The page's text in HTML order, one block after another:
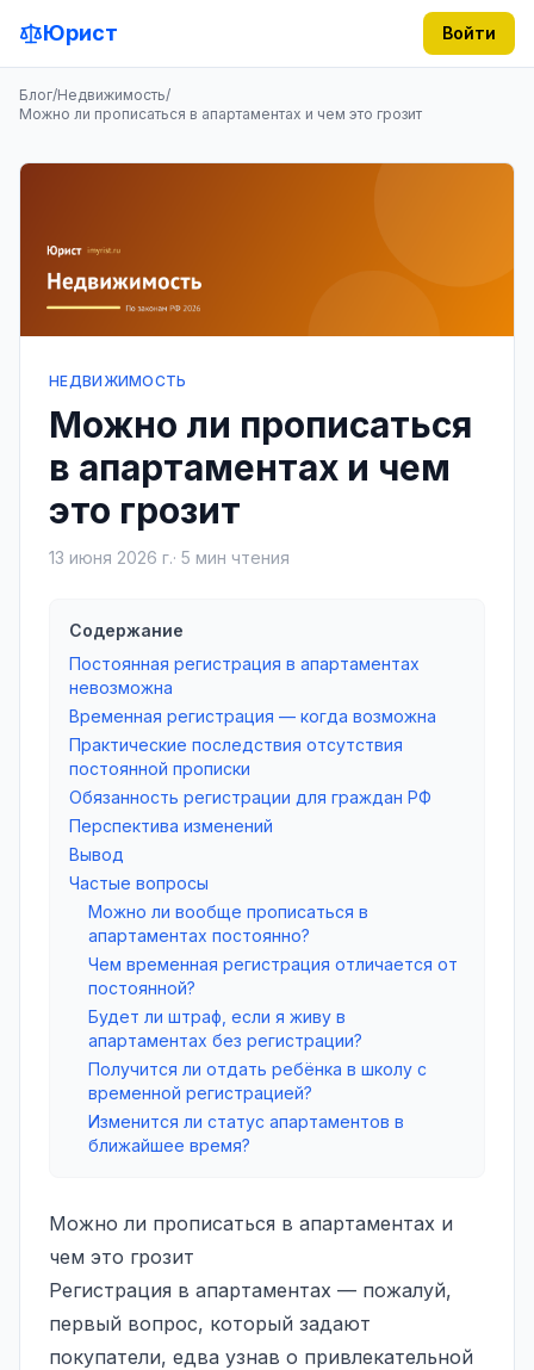
Юрист Войти
Блог/Недвижимость/
Можно ли прописаться в апартаментах и чем это грозит
НЕДВИЖИМОСТЬ
Можно ли прописаться
в апартаментах и чем
это грозит
13 июня 2026 г.· 5 мин чтения
Содержание
Постоянная регистрация в апартаментах
невозможна
Временная регистрация — когда возможна
Практические последствия отсутствия
постоянной прописки
Обязанность регистрации для граждан РФ
Перспектива изменений
Вывод
Частые вопросы
Можно ли вообще прописаться в
апартаментах постоянно?
Чем временная регистрация отличается от
постоянной?
Будет ли штраф, если я живу в
апартаментах без регистрации?
Получится ли отдать ребёнка в школу с
временной регистрацией?
Изменится ли статус апартаментов в
ближайшее время?
Можно ли прописаться в апартаментах и
чем это грозит
Регистрация в апартаментах — пожалуй,
первый вопрос, который задают
покупатели, едва узнав о привлекательной